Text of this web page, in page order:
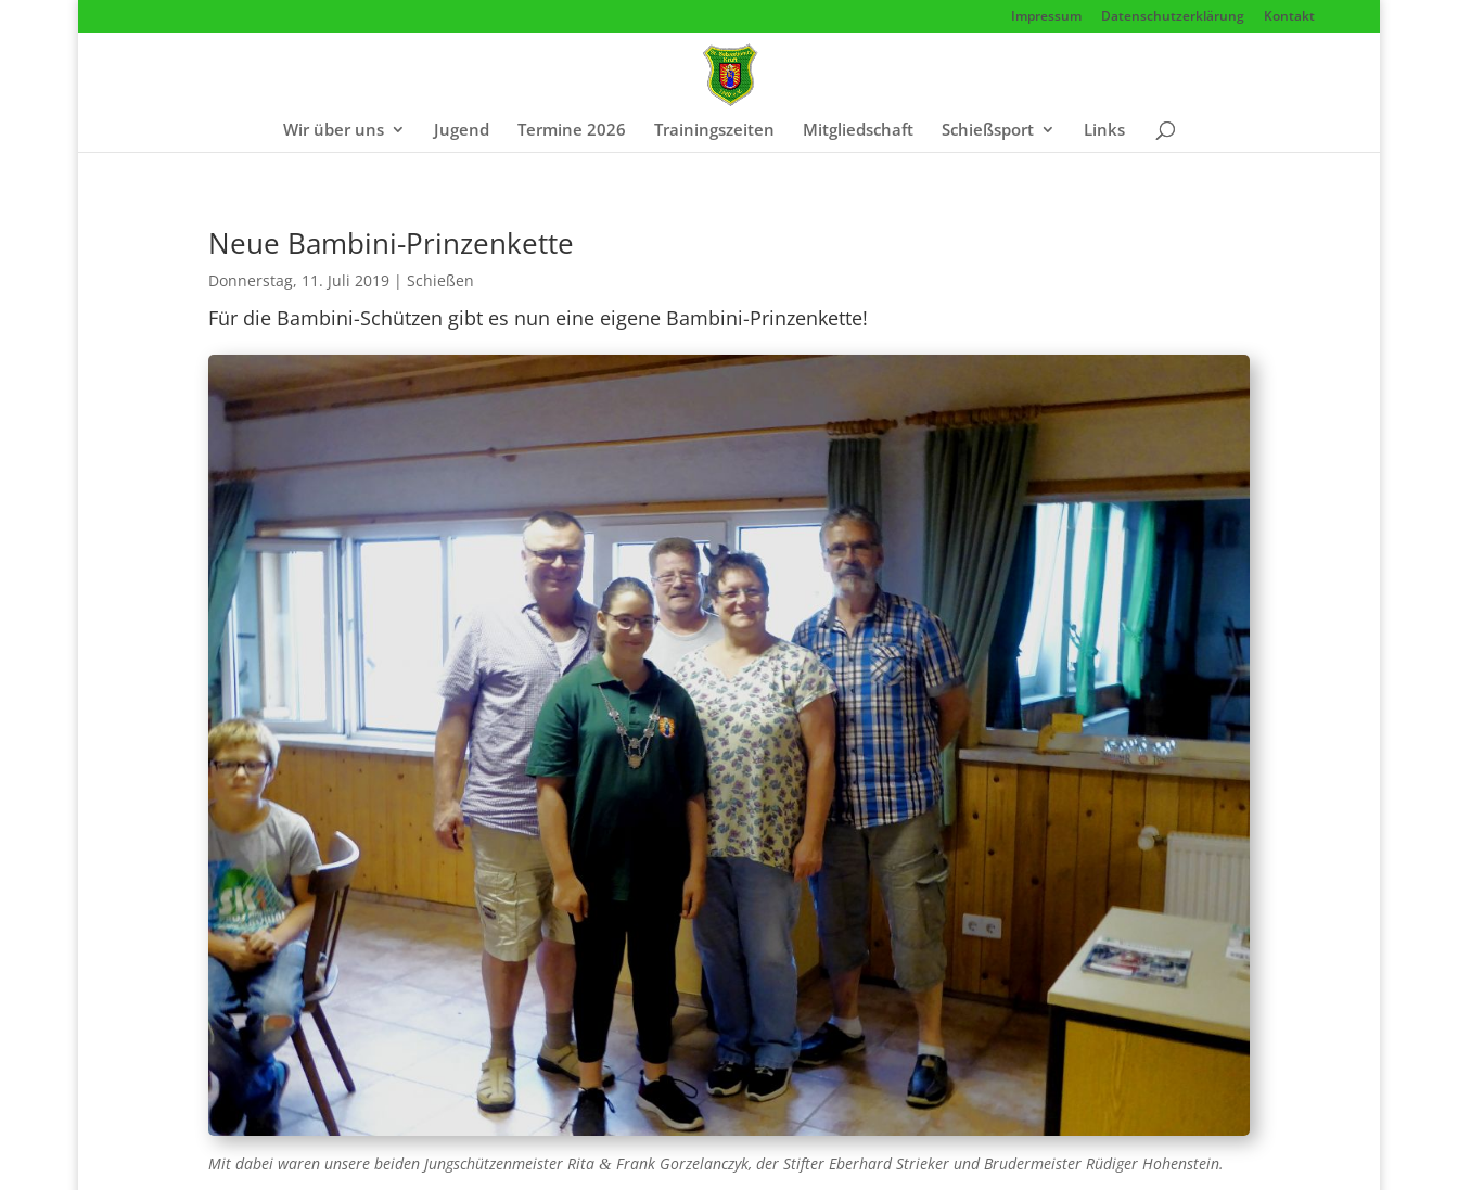
Impres­sum Daten­schutz­er­klä­rung Kon­takt
Wir über uns Jugend Ter­mi­ne 2026 Trai­nings­zei­ten Mit­glied­schaft Schieß­sport Links
Neue Bam­­bi­­ni-Prin­­zen­ke­t­­te
Don­ners­tag, 11. Juli 2019 | Schie­ßen
Für die Bam­bi­ni-Schüt­zen gibt es nun eine eige­ne Bam­bi­ni-Prin­zen­ket­te!
Mit dabei waren unse­re bei­den Jung­schüt­zen­meis­ter Rita & Frank Gor­zel­an­c­zyk, der Stif­ter Eber­hard Strie­ker und Bru­der­meis­ter Rüdi­ger Hohen­stein.